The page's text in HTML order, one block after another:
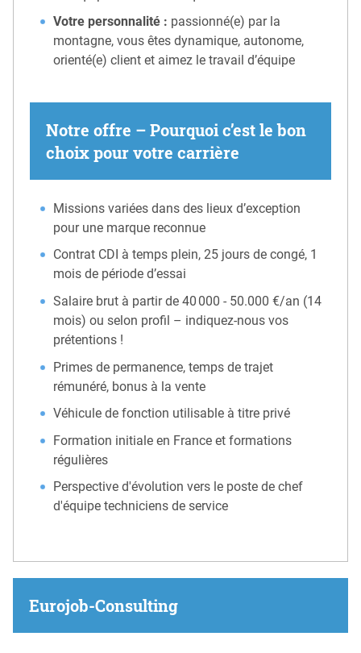
Votre personnalité : passionné(e) par la
montagne, vous êtes dynamique, autonome,
orienté(e) client et aimez le travail d’équipe
Notre offre – Pourquoi c’est le bon
choix pour votre carrière
Missions variées dans des lieux d’exception
pour une marque reconnue
Contrat CDI à temps plein, 25 jours de congé, 1
mois de période d’essai
Salaire brut à partir de 40 000 - 50.000 €/an (14
mois) ou selon profil – indiquez-nous vos
prétentions !
Primes de permanence, temps de trajet
rémunéré, bonus à la vente
Véhicule de fonction utilisable à titre privé
Formation initiale en France et formations
régulières
Perspective d'évolution vers le poste de chef
d'équipe techniciens de service
Eurojob-Consulting